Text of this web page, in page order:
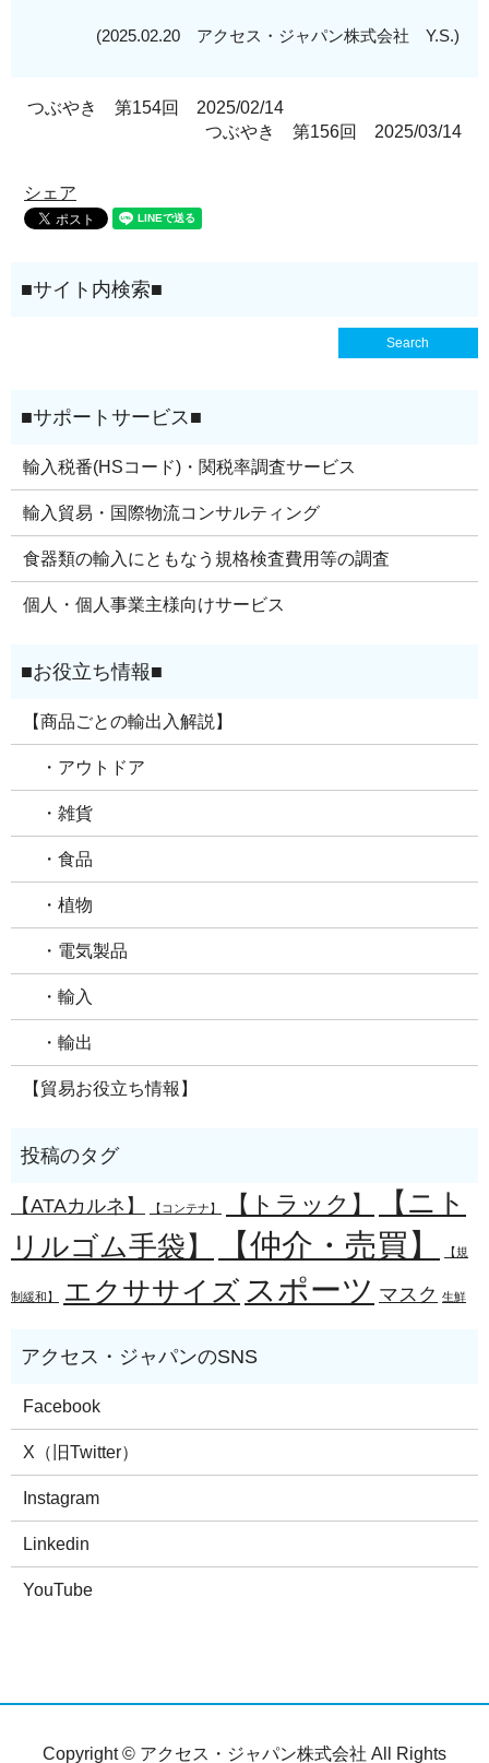
(2025.02.20 アクセス・ジャパン株式会社 Y.S.)
つぶやき 第154回 2025/02/14
つぶやき 第156回 2025/03/14
シェア
輸入税番(HSコード)・関税率調査サービス
輸入貿易・国際物流コンサルティング
食器類の輸入にともなう規格検査費用等の調査
個人・個人事業主様向けサービス
【商品ごとの輸出入解説】
・アウトドア
・雑貨
・食品
・植物
・電気製品
・輸入
・輸出
【貿易お役立ち情報】
【ATAカルネ】 【コンテナ】 【トラック】
【ニト
リルゴム手袋】
【仲介・売買】 【規
制緩和】 エクササイズ スポーツ マスク 生鮮
Facebook
X（旧Twitter）
Instagram
Linkedin
YouTube
Copyright © アクセス・ジャパン株式会社 All Rights